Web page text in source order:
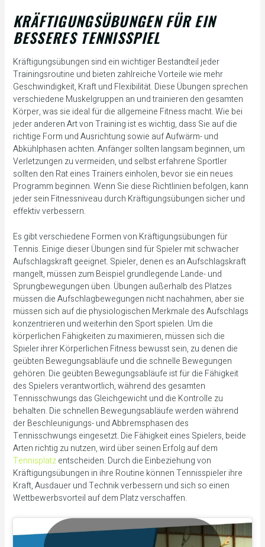
KRÄFTIGUNGSÜBUNGEN FÜR EIN
BESSERES TENNISSPIEL
Kräftigungsübungen sind ein wichtiger Bestandteil jeder
Trainingsroutine und bieten zahlreiche Vorteile wie mehr
Geschwindigkeit, Kraft und Flexibilität. Diese Übungen sprechen
verschiedene Muskelgruppen an und trainieren den gesamten
Körper, was sie ideal für die allgemeine Fitness macht. Wie bei
jeder anderen Art von Training ist es wichtig, dass Sie auf die
richtige Form und Ausrichtung sowie auf Aufwärm- und
Abkühlphasen achten. Anfänger sollten langsam beginnen, um
Verletzungen zu vermeiden, und selbst erfahrene Sportler
sollten den Rat eines Trainers einholen, bevor sie ein neues
Programm beginnen. Wenn Sie diese Richtlinien befolgen, kann
jeder sein Fitnessniveau durch Kräftigungsübungen sicher und
effektiv verbessern.
Es gibt verschiedene Formen von Kräftigungsübungen für
Tennis. Einige dieser Übungen sind für Spieler mit schwacher
Aufschlagskraft geeignet. Spieler, denen es an Aufschlagskraft
mangelt, müssen zum Beispiel grundlegende Lande- und
Sprungbewegungen üben. Übungen außerhalb des Platzes
müssen die Aufschlagbewegungen nicht nachahmen, aber sie
müssen sich auf die physiologischen Merkmale des Aufschlags
konzentrieren und weiterhin den Sport spielen. Um die
körperlichen Fähigkeiten zu maximieren, müssen sich die
Spieler ihrer Körperlichen Fitness bewusst sein, zu denen die
geübten Bewegungsabläufe und die schnelle Bewegungen
gehören. Die geübten Bewegungsabläufe ist für die Fähigkeit
des Spielers verantwortlich, während des gesamten
Tennisschwungs das Gleichgewicht und die Kontrolle zu
behalten. Die schnellen Bewegungsabläufe werden während
der Beschleunigungs- und Abbremsphasen des
Tennisschwungs eingesetzt. Die Fähigkeit eines Spielers, beide
Arten richtig zu nutzen, wird über seinen Erfolg auf dem
Tennisplatzentscheiden. Durch die Einbeziehung von
Kräftigungsübungen in ihre Routine können Tennisspieler ihre
Kraft, Ausdauer und Technik verbessern und sich so einen
Wettbewerbsvorteil auf dem Platz verschaffen.